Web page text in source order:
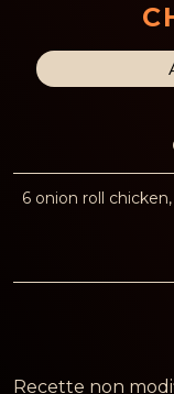
6 onion roll
Recette non